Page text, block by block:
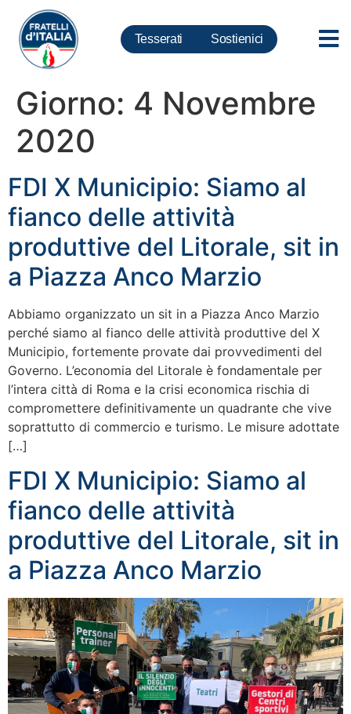
Tesserati Sostienici
Giorno: 4 Novembre
2020
FDI X Municipio: Siamo al
fianco delle attività
produttive del Litorale, sit in
a Piazza Anco Marzio
Abbiamo organizzato un sit in a Piazza Anco Marzio
perché siamo al fianco delle attività produttive del X
Municipio, fortemente provate dai provvedimenti del
Governo. L’economia del Litorale è fondamentale per
l’intera città di Roma e la crisi economica rischia di
compromettere definitivamente un quadrante che vive
soprattutto di commercio e turismo. Le misure adottate
[…]
FDI X Municipio: Siamo al
fianco delle attività
produttive del Litorale, sit in
a Piazza Anco Marzio